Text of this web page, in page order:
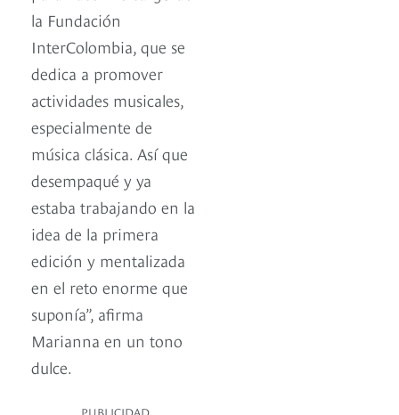
la Fundación
InterColombia, que se
dedica a promover
actividades musicales,
especialmente de
música clásica. Así que
desempaqué y ya
estaba trabajando en la
idea de la primera
edición y mentalizada
en el reto enorme que
suponía”, afirma
Marianna en un tono
dulce.
PUBLICIDAD